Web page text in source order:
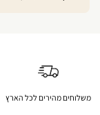
משלוחים מהירים לכל הארץ